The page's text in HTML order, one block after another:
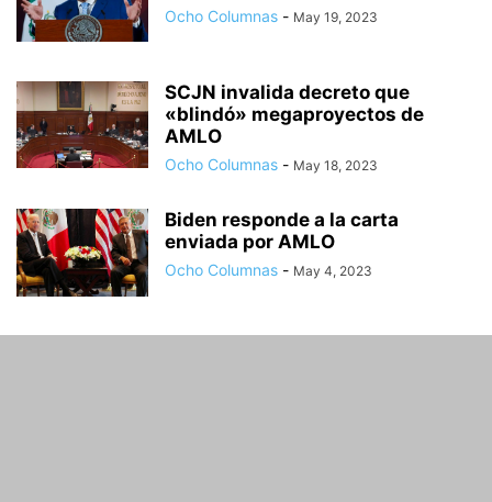
Ocho Columnas - May 19, 2023
SCJN invalida decreto que
«blindó» megaproyectos de
AMLO
Ocho Columnas - May 18, 2023
Biden responde a la carta
enviada por AMLO
Ocho Columnas - May 4, 2023